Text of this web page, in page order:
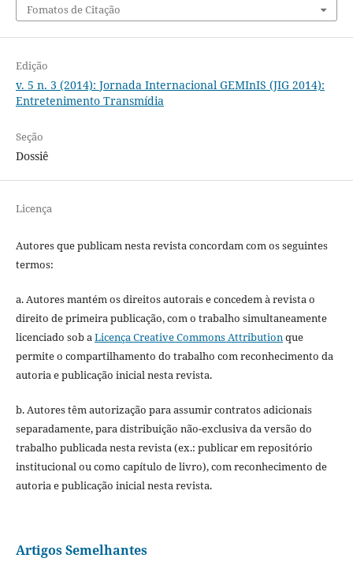
Fomatos de Citação
Edição
v. 5 n. 3 (2014): Jornada Internacional GEMInIS (JIG 2014):
Entretenimento Transmídia
Seção
Dossiê
Licença
Autores que publicam nesta revista concordam com os seguintes
termos:
a. Autores mantém os direitos autorais e concedem à revista o
direito de primeira publicação, com o trabalho simultaneamente
licenciado sob aLicença Creative Commons Attributionque
permite o compartilhamento do trabalho com reconhecimento da
autoria e publicação inicial nesta revista.
b. Autores têm autorização para assumir contratos adicionais
separadamente, para distribuição não-exclusiva da versão do
trabalho publicada nesta revista (ex.: publicar em repositório
institucional ou como capítulo de livro), com reconhecimento de
autoria e publicação inicial nesta revista.
Artigos Semelhantes